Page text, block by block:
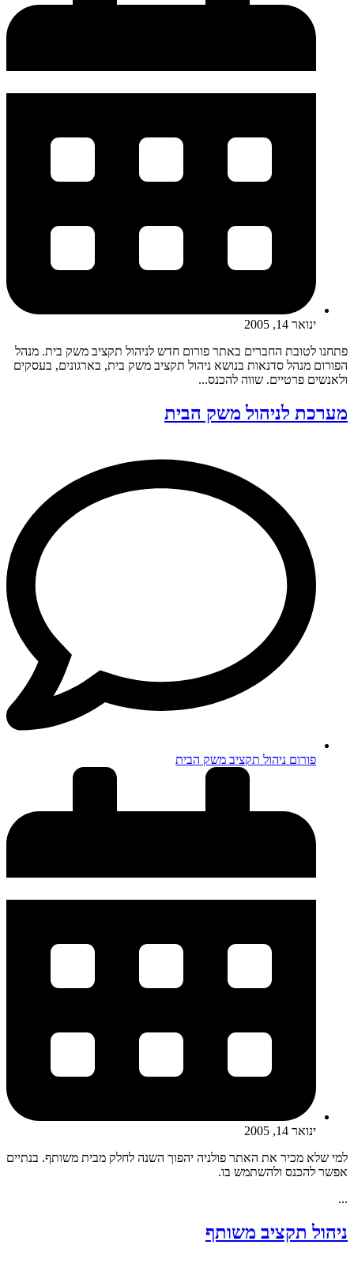
ינואר 14, 2005
פתחנו לטובת החברים באתר פורום חדש לניהול תקציב משק בית. מנהל
הפורום מנהל סדנאות בנושא ניהול תקציב משק בית, בארגונים, בעסקים
ולאנשים פרטיים. שווה להכנס...
מערכת לניהול משק הבית
פורום ניהול תקציב משק הבית
ינואר 14, 2005
למי שלא מכיר את האתר פולניה יהפוך השנה לחלק מבית משותף. בנתיים
אפשר להכנס ולהשתמש בו.
...
ניהול תקציב משותף